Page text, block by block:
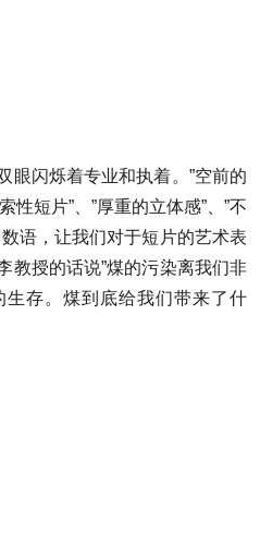
眼闪烁着专业和执着。”空前的
性短片”、”厚重的立体感”、”不
语，让我们对于短片的艺术表
教授的话说”煤的污染离我们非
存。煤到底给我们带来了什